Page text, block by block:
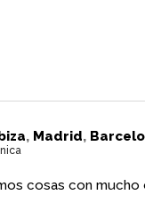
, Madrid,
cosas con mucho